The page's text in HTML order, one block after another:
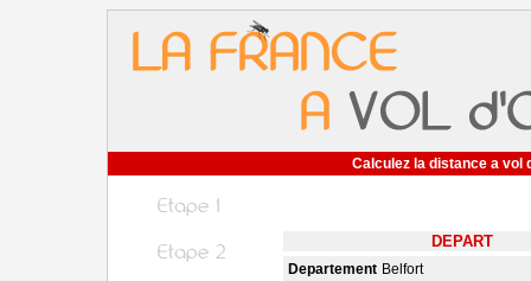
Calculez la distance a vol
DEPART
Departement Belfort